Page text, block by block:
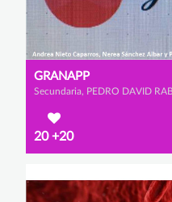
GRANAPP
20+20